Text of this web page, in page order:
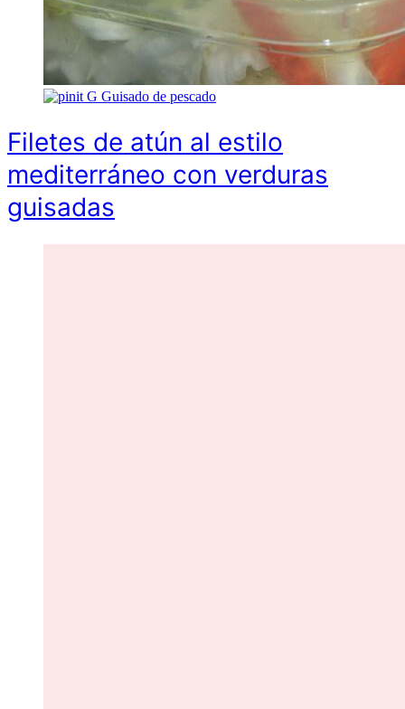
G Guisado de pescado
Filetes de atún al estilo
mediterráneo con verduras
guisadas